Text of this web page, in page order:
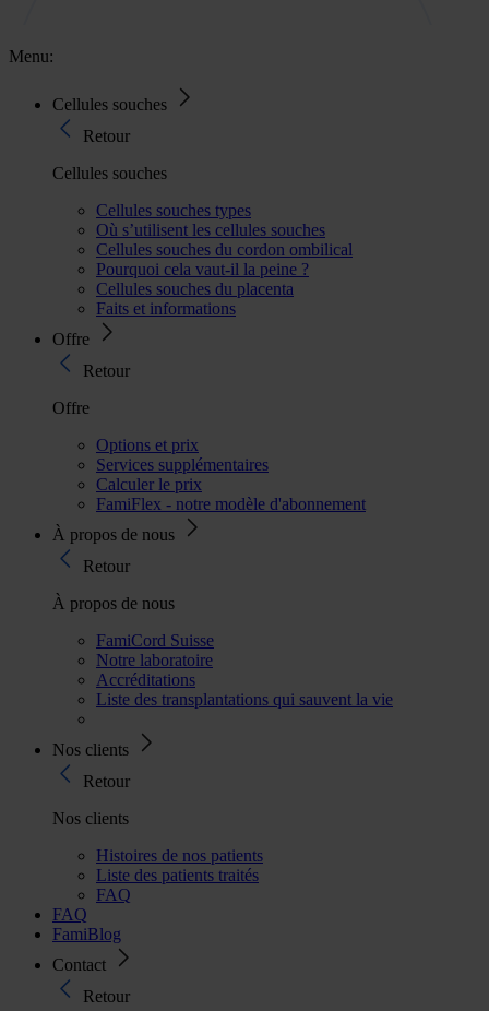
Menu:
Cellules souches
Retour
Cellules souches
Cellules souches types
Où s’utilisent les cellules souches
Cellules souches du cordon ombilical
Pourquoi cela vaut-il la peine ?
Cellules souches du placenta
Faits et informations
Offre
Retour
Offre
Options et prix
Services supplémentaires
Calculer le prix
FamiFlex - notre modèle d'abonnement
À propos de nous
Retour
À propos de nous
FamiCord Suisse
Notre laboratoire
Accréditations
Liste des transplantations qui sauvent la vie
Nos clients
Retour
Nos clients
Histoires de nos patients
Liste des patients traités
FAQ
FAQ
FamiBlog
Contact
Retour